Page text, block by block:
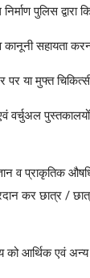
पुलिस द्वारा
कानूनी सहायता
या मुफ्त
वर्चुअल पुस्तकालयों,
व प्राकृतिक
कर छात्र /
को आर्थिक एवं